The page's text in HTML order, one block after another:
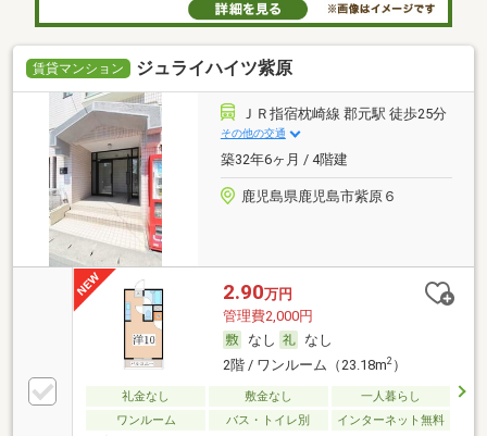
賃貸マンション ジュライハイツ紫原
ＪＲ指宿枕崎線 郡元駅 徒歩25分
その他の交通
築32年6ヶ月 / 4階建
鹿児島県鹿児島市紫原６
2.90万円
管理費2,000円
なし
なし
2階 / ワンルーム（23.18m2）
礼金なし 敷金なし
一人暮らし
ワンルーム
バス・トイレ別 インターネット無料